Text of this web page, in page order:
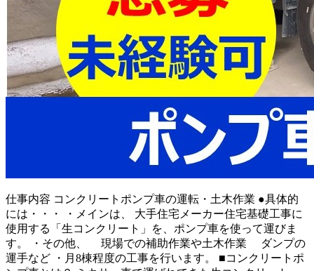
仕事内容 コンクリートポンプ車の運転・土木作業 ●具体的
には・・・ ・メインは、 大手住宅メーカー住宅基礎工事に
使用する「生コンクリート」を、ポンプ車を使って運びま
す。 ・その他、 現場での補助作業や土木作業 ダンプの
運手など ・月8棟程度の工事を行います。 ■コンクリートポ